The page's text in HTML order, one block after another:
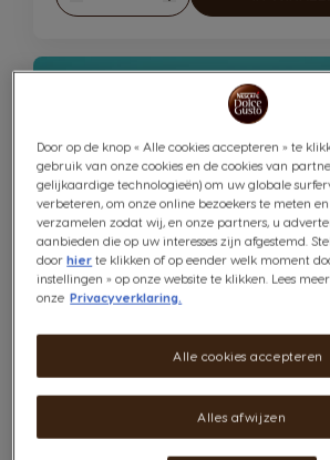
Verlagen Verhogen
Door op de knop « Alle cookies accepteren » te
gebruik van onze cookies en de cookies van
gelijkaardige technologieën) om uw globale
verbeteren, om onze online bezoekers te meten
verzamelen zodat wij, en onze partners, u
aanbieden die op uw interesses zijn afgestemd.
doorhier te klikken of op eender welk moment
instellingen » op onze website te klikken. Lees
onze Privacyverklaring.
Alles afwijzen
Alle cookies accepteren